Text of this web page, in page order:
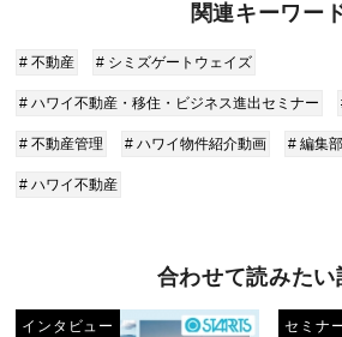
関連キーワー
# 不動産 # シミズゲートウェイズ
# ハワイ不動産・移住・ビジネス進出セミナー
# 不動産管理 # ハワイ物件紹介動画 # 編集
# ハワイ不動産
合わせて読みたい
インタビュー セミナ